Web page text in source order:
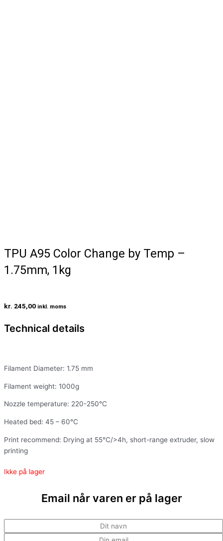
TPU A95 Color Change by Temp –
1.75mm, 1kg
kr. 245,00 inkl. moms
Technical details
Filament Diameter: 1.75 mm
Filament weight: 1000g
Nozzle temperature: 220-250°C
Heated bed: 45 – 60°C
Print recommend: Drying at 55℃/>4h, short-range extruder, slow
printing
Ikke på lager
Email når varen er på lager